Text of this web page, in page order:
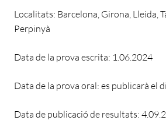
Localitats: Barcelona, Girona, Lleida,
Perpinyà
Data de la prova escrita: 1.06.2024
Data de la prova oral: es publicarà el
Data de publicació de resultats: